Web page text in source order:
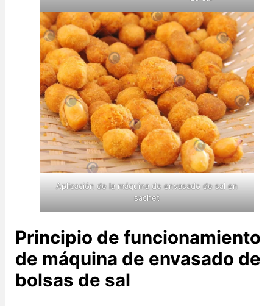
Aplicación de la máquina de envasado de sal en
sachet
Principio de funcionamiento
de máquina de envasado de
bolsas de sal